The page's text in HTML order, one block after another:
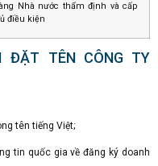
Nhà nước thẩm định và cấp
điều kiện
ĐẶT TÊN CÔNG TY
tên tiếng Việt;
tin quốc gia về đăng ký doanh